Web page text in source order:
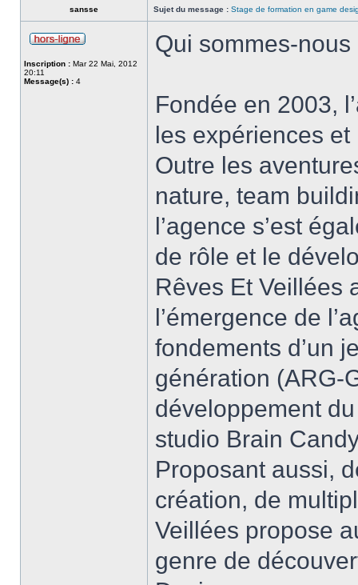
sansse Sujet du message : Stage de formation en game
Inscription : Mar 22 Mai, 2012
20:11
Message(s) : 4
Qui sommes-nous
Fondée en 2003,
les expériences
Outre les
nature, team
l’agence s’est
de rôle et le
Rêves Et Veillées
l’émergence de
fondements d’un
génération (ARG-
développement
studio Brain
Proposant aussi,
création, de
Veillées propose
genre de